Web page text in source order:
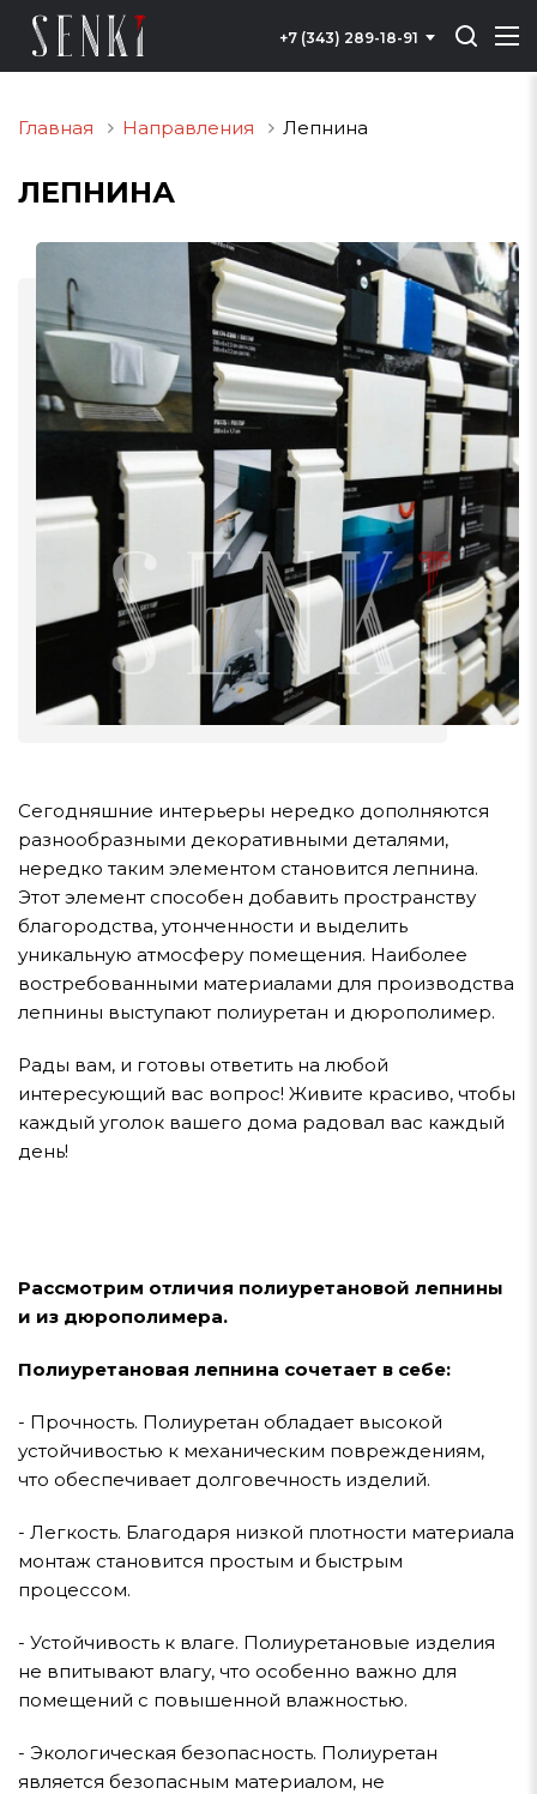
+7 (343) 289-18-91
Главная Направления Лепнина
ЛЕПНИНА
Сегодняшние интерьеры нередко дополняются
разнообразными декоративными деталями,
нередко таким элементом становится лепнина.
Этот элемент способен добавить пространству
благородства, утонченности и выделить
уникальную атмосферу помещения. Наиболее
востребованными материалами для производства
лепнины выступают полиуретан и дюрополимер.
Рады вам, и готовы ответить на любой
интересующий вас вопрос! Живите красиво, чтобы
каждый уголок вашего дома радовал вас каждый
день!
Рассмотрим отличия полиуретановой лепнины
и из дюрополимера.
Полиуретановая лепнина сочетает в себе:
- Прочность. Полиуретан обладает высокой
устойчивостью к механическим повреждениям,
что обеспечивает долговечность изделий.
- Легкость. Благодаря низкой плотности материала
монтаж становится простым и быстрым
процессом.
- Устойчивость к влаге. Полиуретановые изделия
не впитывают влагу, что особенно важно для
помещений с повышенной влажностью.
- Экологическая безопасность. Полиуретан
является безопасным материалом, не